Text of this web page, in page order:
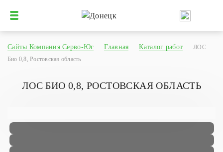
Сайты Компания Серво-Юг Главная Каталог работ
ЛОС
Био 0,8, Ростовская область
ЛОС БИО 0,8, РОСТОВСКАЯ ОБЛАСТЬ